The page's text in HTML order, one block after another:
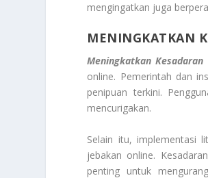
mengingatkan juga
MENINGKATKAN
Meningkatkan
online. Pemerintah dan
penipuan terkini.
mencurigakan.
Selain itu, implementasi
jebakan online.
penting untuk